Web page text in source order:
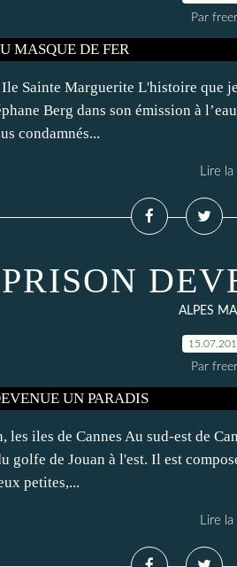
Par
Sainte Marguerite L'histoire que
Berg dans son émission à
condamnés...
Lire la
ALPES
Par
les iles de Cannes Au sud-est de
golfe de Jouan à l'est. Il est
petites,...
Lire la